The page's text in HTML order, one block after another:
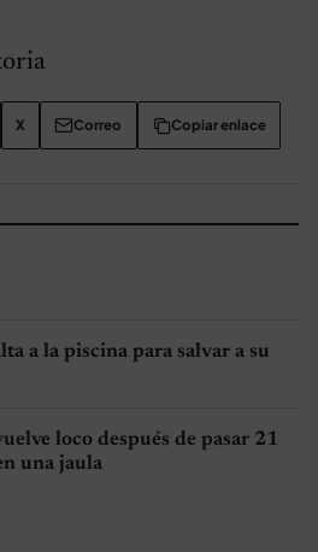
X Correo Copiar enlace
a la piscina para salvar a su
loco después de pasar 21
una jaula